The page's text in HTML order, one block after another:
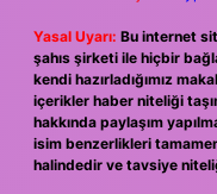
Yasal Uyarı: Bu internet
şahıs şirketi ile hiçbir
kendi hazırladığımız
içerikler haber niteliği
hakkında paylaşım
isim benzerlikleri
halindedir ve tavsiye